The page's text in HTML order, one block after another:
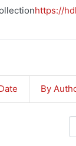
https://
By